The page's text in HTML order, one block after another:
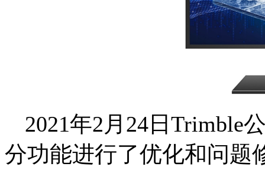
2021年2 月 24日Trimble
分功能进行了优化和问题